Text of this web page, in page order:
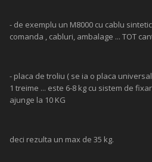
- de exemplu un M8000 cu cablu
comanda , cabluri, ambalage ... TOT
- placa de troliu ( se ia o placa
1 treime ... este 6-8 kg cu sistem de
ajunge la 10 KG
deci rezulta un max de 35 kg.